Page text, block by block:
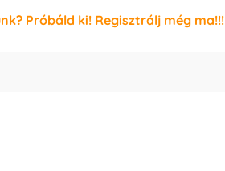
Próbáld ki! Regisztrálj még ma!!!